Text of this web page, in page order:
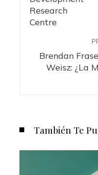
Brendan
Weisz: ¿La
También Te